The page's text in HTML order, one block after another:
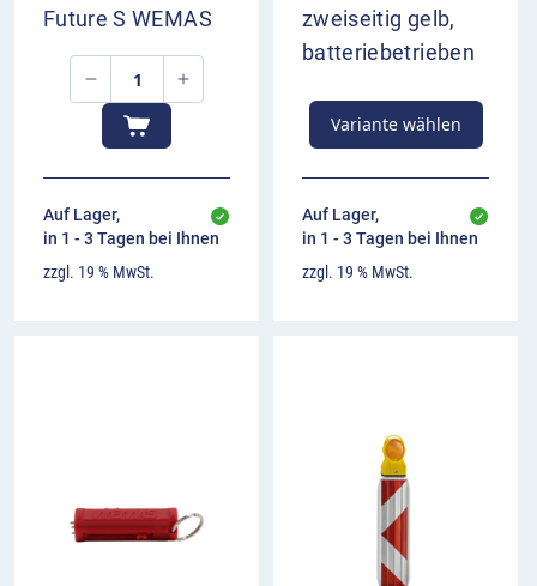
Future S WEMAS
Auf Lager,
in 1 - 3 Tagen bei Ihnen
zzgl. 19 % MwSt.
zweiseitig gelb,
batteriebetrieben
Variante wählen
Auf Lager,
in 1 - 3 Tagen bei Ihnen
zzgl. 19 % MwSt.